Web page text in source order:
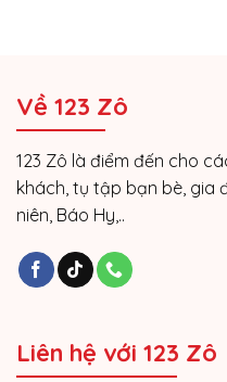
Về 123 Zô
123 Zô là điểm đến cho
khách, tụ tập bạn bè, gia
niên, Báo Hy,..
Liên hệ với 123 Zô